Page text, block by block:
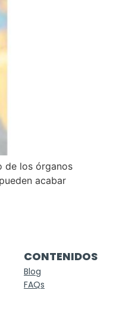
de los órganos
acabar
CONTENIDOS
Blog
FAQs